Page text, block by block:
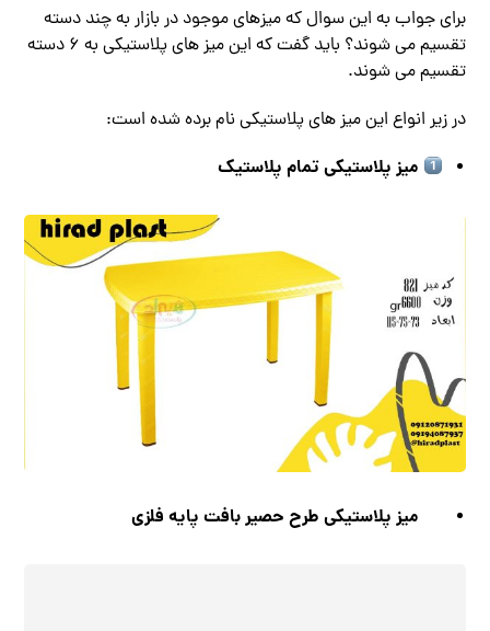
برای جواب به این سوال که میزهای موجود در بازار به چند دسته
تقسیم می شوند؟ باید گفت که این میز های پلاستیکی به 6 دسته
تقسیم می شوند.
در زیر انواع این میز های پلاستیکی نام برده شده است:
میز پلاستیکی تمام پلاستیک
میز پلاستیکی طرح حصیر بافت پایه فلزی